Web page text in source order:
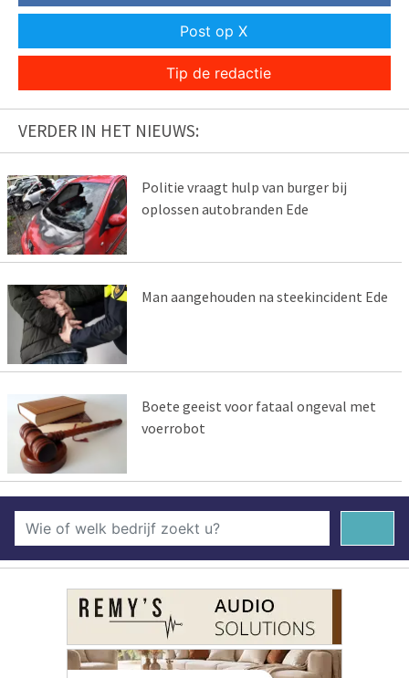
Post op X
Tip de redactie
VERDER IN HET NIEUWS:
Politie vraagt hulp van burger bij
oplossen autobranden Ede
Man aangehouden na steekincident Ede
Boete geeist voor fataal ongeval met
voerrobot